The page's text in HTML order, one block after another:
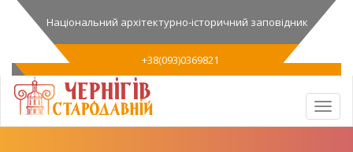
Національний архітектурно-історичний заповідник
+38(093)0369821